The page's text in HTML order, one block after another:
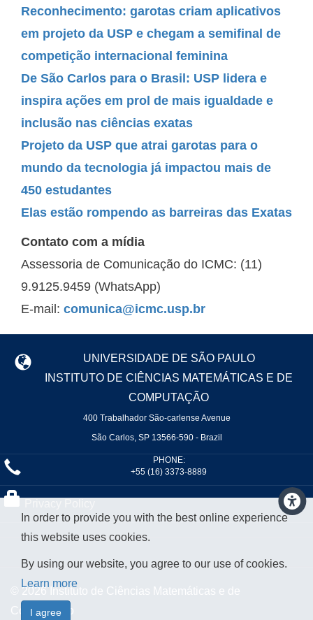
Reconhecimento: garotas criam aplicativos
em projeto da USP e chegam a semifinal de
competição internacional feminina
De São Carlos para o Brasil: USP lidera e
inspira ações em prol de mais igualdade e
inclusão nas ciências exatas
Projeto da USP que atrai garotas para o
mundo da tecnologia já impactou mais de
450 estudantes
Elas estão rompendo as barreiras das Exatas
Contato com a mídia
Assessoria de Comunicação do ICMC: (11)
9.9125.9459 (WhatsApp)
E-mail: comunica@icmc.usp.br
UNIVERSIDADE DE SÃO PAULO
INSTITUTO DE CIÊNCIAS MATEMÁTICAS E DE
COMPUTAÇÃO
400 Trabalhador São-carlense Avenue
São Carlos, SP 13566-590 - Brazil
PHONE:
+55 (16) 3373-8889
© 2026 Instituto de Ciências Matemáticas e de
Computação
In order to provide you with the best online experience
this website uses cookies.
By using our website, you agree to our use of cookies.
Learn more
I agree